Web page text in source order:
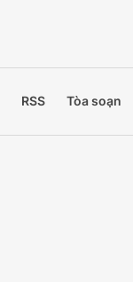
RSS Tòa soạn